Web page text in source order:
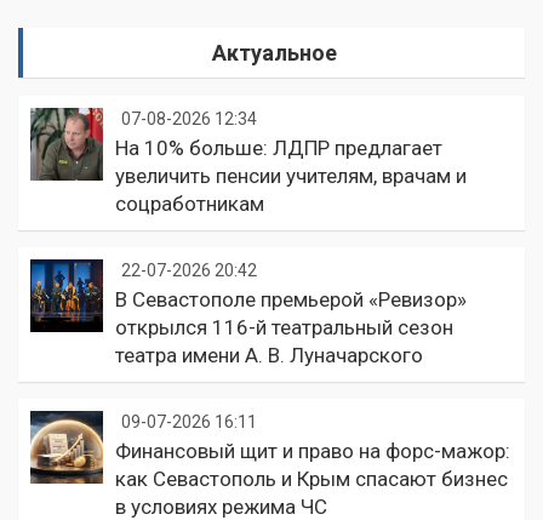
Актуальное
07-08-2026 12:34
На 10% больше: ЛДПР предлагает
увеличить пенсии учителям, врачам и
соцработникам
22-07-2026 20:42
В Севастополе премьерой «Ревизор»
открылся 116-й театральный сезон
театра имени А. В. Луначарского
09-07-2026 16:11
Финансовый щит и право на форс-мажор:
как Севастополь и Крым спасают бизнес
в условиях режима ЧС